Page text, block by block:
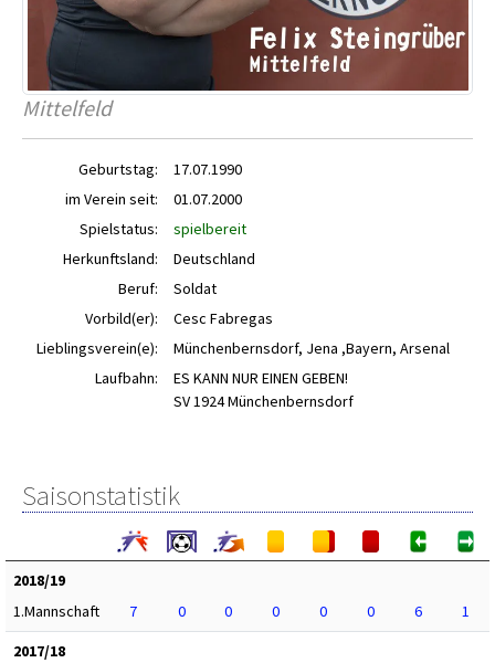
Mittelfeld
Geburtstag:
17.07.1990
im Verein seit:
01.07.2000
Spielstatus:
spielbereit
Herkunftsland:
Deutschland
Beruf:
Soldat
Vorbild(er):
Cesc Fabregas
Lieblingsverein(e):
Münchenbernsdorf, Jena ,Bayern, Arsenal
Laufbahn:
ES KANN NUR EINEN GEBEN!
SV 1924 Münchenbernsdorf
Saisonstatistik
2018/19
1.Mannschaft
7 0 0 0 0 0 6
1
2017/18